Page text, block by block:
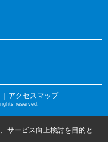
｜アクセスマップ
reserved.
サービス向上検討を目的と